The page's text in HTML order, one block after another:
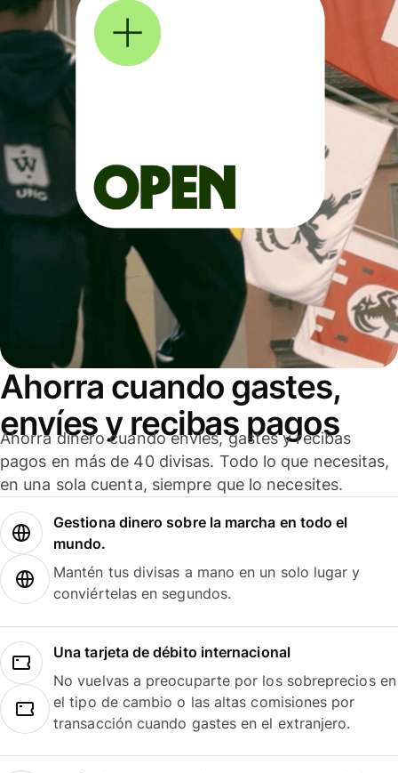
Ahorra cuando gastes,
envíes y recibas pagos
Ahorra dinero cuando envíes, gastes y recibas
pagos en más de 40 divisas. Todo lo que necesitas,
en una sola cuenta, siempre que lo necesites.
Gestiona dinero sobre la marcha en todo el
mundo.
Mantén tus divisas a mano en un solo lugar y
conviértelas en segundos.
Una tarjeta de débito internacional
No vuelvas a preocuparte por los sobreprecios en
el tipo de cambio o las altas comisiones por
transacción cuando gastes en el extranjero.